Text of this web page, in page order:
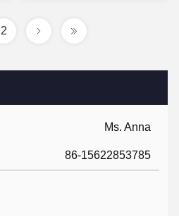
Ms. Anna
86-15622853785
2